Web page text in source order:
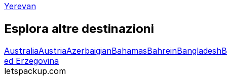
Yerevan
Esplora altre destinazioni
AustraliaAustriaAzerbaigianBahamasBahreinBangladesh
ed Erzegovina
letspackup.com